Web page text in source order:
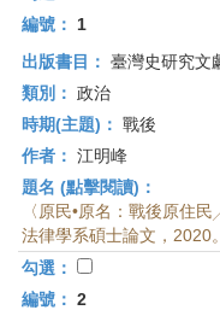
編號：
1
出版書目： 臺灣史研究文
類別： 政治
時期(主題)： 戰後
作者： 江明峰
題名 (點擊閱讀)：
〈原民•原名：戰後原住
法律學系碩士論文，2020。
勾選：
編號： 2